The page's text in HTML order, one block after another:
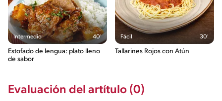
Intermedio 40'
Estofado de lengua: plato lleno
de sabor
Fácil 30'
Tallarines Rojos con Atún
Evaluación del artítulo (0)